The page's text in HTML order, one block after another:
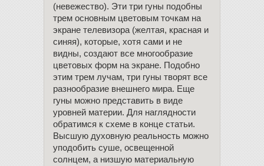
(невежество). Эти три гуны подобны
трем основным цветовым точкам на
экране телевизора (желтая, красная и
синяя), которые, хотя сами и не
видны, создают все многообразие
цветовых форм на экране. Подобно
этим трем лучам, три гуны творят все
разнообразие внешнего мира. Еще
гуны можно представить в виде
уровней материи. Для наглядности
обратимся к схеме в конце статьи.
Высшую духовную реальность можно
уподобить суше, освещенной
солнцем, а низшую материальную